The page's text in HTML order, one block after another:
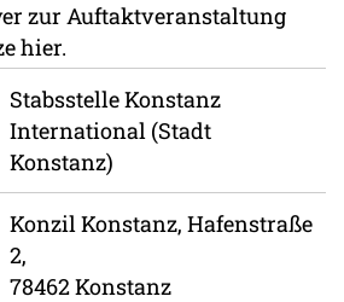
zur Auftaktveranstaltung
hier.
Stabsstelle Konstanz
International (Stadt
Konstanz)
Konzil Konstanz, Hafenstraße
2,
78462 Konstanz